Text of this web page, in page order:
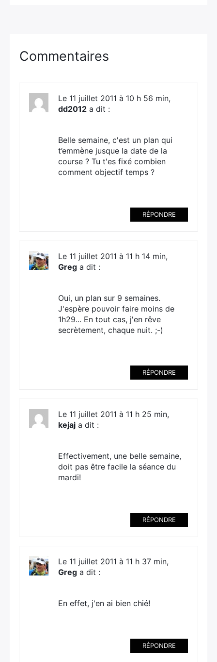
Commentaires
Le 11 juillet 2011 à 10 h 56 min,
dd2012 a dit :
Belle semaine, c'est un plan qui
t’emmène jusque la date de la
course ? Tu t'es fixé combien
comment objectif temps ?
RÉPONDRE
Le 11 juillet 2011 à 11 h 14 min,
Greg a dit :
Oui, un plan sur 9 semaines.
J'espère pouvoir faire moins de
1h29... En tout cas, j'en rêve
secrètement, chaque nuit. ;-)
RÉPONDRE
Le 11 juillet 2011 à 11 h 25 min,
kejaj a dit :
Effectivement, une belle semaine,
doit pas être facile la séance du
mardi!
RÉPONDRE
Le 11 juillet 2011 à 11 h 37 min,
Greg a dit :
En effet, j'en ai bien chié!
RÉPONDRE
Rechercher